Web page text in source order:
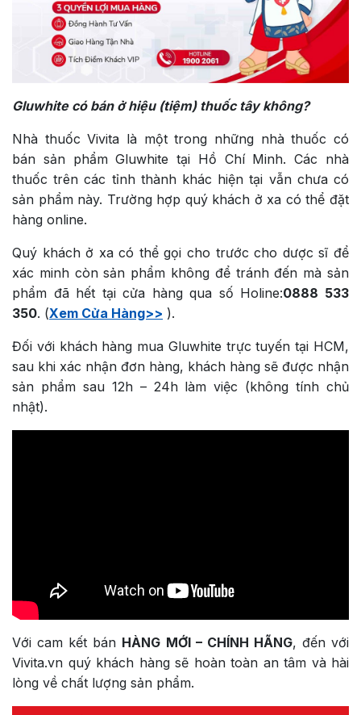
Gluwhite có bán ở hiệu (tiệm) thuốc tây không?
Nhà thuốc Vivita là một trong những nhà thuốc có
bán sản phẩm Gluwhite tại Hồ Chí Minh. Các nhà
thuốc trên các tỉnh thành khác hiện tại vẫn chưa có
sản phẩm này. Trường hợp quý khách ở xa có thể đặt
hàng online.
Quý khách ở xa có thể gọi cho trước cho dược sĩ để
xác minh còn sản phẩm không để tránh đến mà sản
phẩm đã hết tại cửa hàng qua số Holine:0888 533
350. (Xem Cửa Hàng>> ).
Đối với khách hàng mua Gluwhite trực tuyến tại HCM,
sau khi xác nhận đơn hàng, khách hàng sẽ được nhận
sản phẩm sau 12h – 24h làm việc (không tính chủ
nhật).
Với cam kết bán HÀNG MỚI – CHÍNH HÃNG, đến với
Vivita.vn quý khách hàng sẽ hoàn toàn an tâm và hài
lòng về chất lượng sản phẩm.